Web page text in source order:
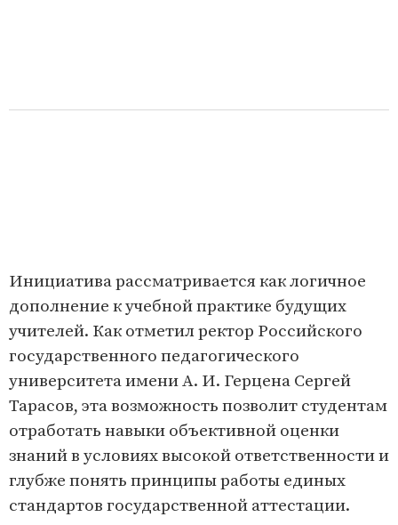
Инициатива рассматривается как логичное
дополнение к учебной практике будущих
учителей. Как отметил ректор Российского
государственного педагогического
университета имени А. И. Герцена Сергей
Тарасов, эта возможность позволит студентам
отработать навыки объективной оценки
знаний в условиях высокой ответственности и
глубже понять принципы работы единых
стандартов государственной аттестации.